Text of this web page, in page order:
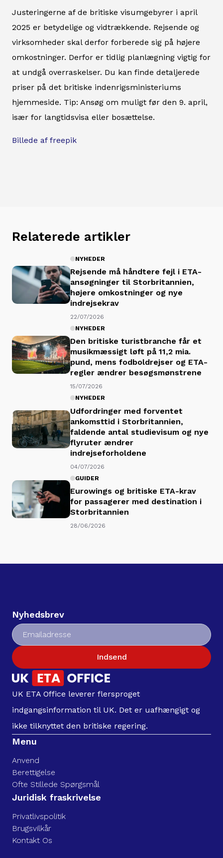
Justeringerne af de britiske visumgebyrer i april
2025 er betydelige og vidtrækkende. Rejsende og
virksomheder skal derfor forberede sig på højere
omkostninger. Derfor er tidlig planlægning vigtig for
at undgå overraskelser. Du kan finde detaljerede
priser på det britiske indenrigsministeriums
hjemmeside. Tip: Ansøg om muligt før den 9. april,
især for langtidsvisa eller bosættelse.
Billede af freepik
Relaterede artikler
NYHEDER
Rejsende må håndtere fejl i ETA-
ansøgninger til Storbritannien,
højere omkostninger og nye
indrejsekrav
22/07/2026
NYHEDER
Den britiske turistbranche får et
musikmæssigt løft på 11,2 mia.
pund, mens fodboldrejser og ETA-
regler ændrer besøgsmønstrene
15/07/2026
NYHEDER
Udfordringer med forventet
ankomsttid i Storbritannien,
faldende antal studievisum og nye
flyruter ændrer
indrejseforholdene
04/07/2026
GUIDER
Eurowings og britiske ETA-krav
for passagerer med destination i
Storbritannien
28/06/2026
Nyhedsbrev
Indsend
UK ETA Office leverer flersproget
indgangsinformation til UK. Det er uafhængigt og
ikke tilknyttet den britiske regering.
Menu
Anvend
Berettigelse
Ofte Stillede Spørgsmål
Juridisk fraskrivelse
Privatlivspolitik
Brugsvilkår
Kontakt Os